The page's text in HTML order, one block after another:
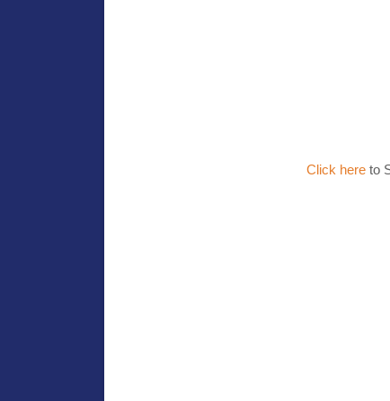
Click here to